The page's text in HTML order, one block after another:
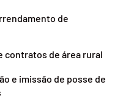
de
contratos de área rural
e imissão de posse de